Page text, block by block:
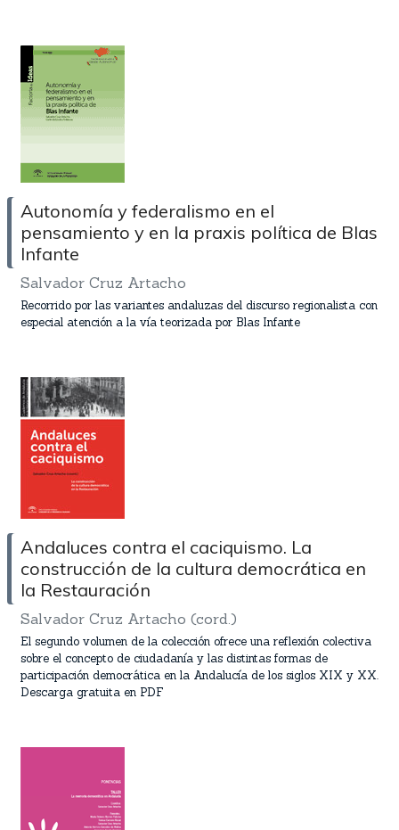
Autonomía y federalismo en el
pensamiento y en la praxis política de Blas
Infante
Salvador Cruz Artacho
Recorrido por las variantes andaluzas del discurso regionalista con
especial atención a la vía teorizada por Blas Infante
Andaluces contra el caciquismo. La
construcción de la cultura democrática en
la Restauración
Salvador Cruz Artacho (cord.)
El segundo volumen de la colección ofrece una reflexión colectiva
sobre el concepto de ciudadanía y las distintas formas de
participación democrática en la Andalucía de los siglos XIX y XX.
Descarga gratuita en PDF